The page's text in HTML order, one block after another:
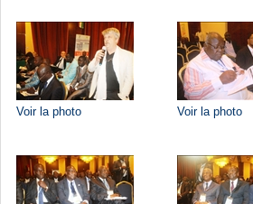
Voir la photo Voir la photo